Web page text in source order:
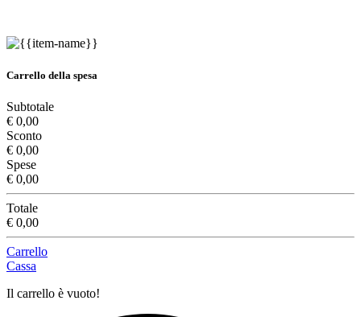
Carrello della spesa
Subtotale
€ 0,00
Sconto
€ 0,00
Spese
€ 0,00
Totale
€ 0,00
Carrello
Cassa
Il carrello è vuoto!